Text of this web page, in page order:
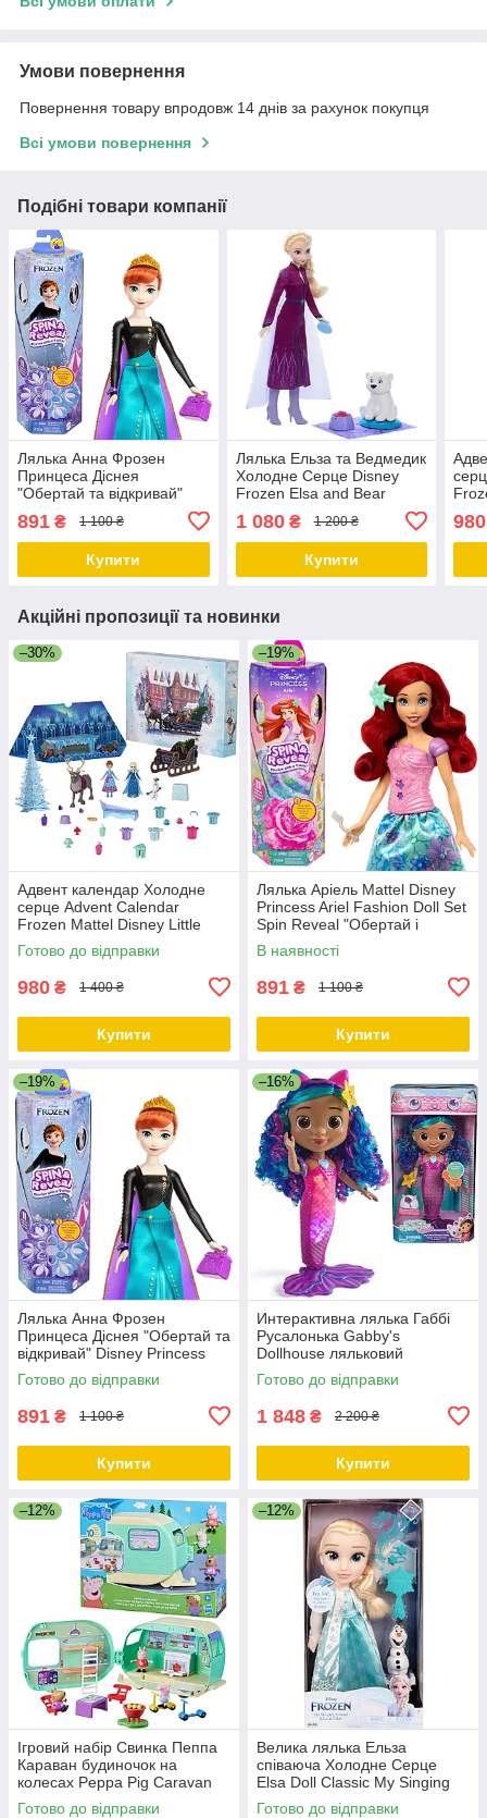
Умови повернення
Повернення товару впродовж 14 днів за рахунок покупця
Всі умови повернення
Подібні товари компанії
Лялька Анна Фрозен
Принцеса Діснея
"Обертай та відкривай"
Anna Fashion Doll
891 ₴ 1 100 ₴
Купити
Лялька Ельза та Ведмедик
Холодне Серце Disney
Frozen Elsa and Bear
1 080₴ 1 200 ₴
Купити
980
Акційні пропозиції та новинки
–30%
Адвент календар Холодне
серце Advent Calendar
Frozen Mattel Disney Little
Anna and Elsa Dolls
Готово до відправки
980 ₴ 1 400 ₴
Купити
–19%
Лялька Аріель Mattel Disney
Princess Ariel Fashion Doll Set
Spin Reveal "Обертай і
відкривай"
В наявності
891 ₴ 1 100 ₴
Купити
–19%
Лялька Анна Фрозен
Принцеса Діснея "Обертай та
відкривай" Disney Princess
Frozen Anna Fashion Doll
Готово до відправки
891 ₴ 1 100 ₴
Купити
–16%
Интерактивна лялька Габбі
Русалонька Gabby's
Dollhouse ляльковий
будиночок Gabby's співай та
сяй
Готово до відправки
1 848 ₴ 2 200 ₴
Купити
–12%
Ігровий набір Свинка Пеппа
Караван будиночок на
колесах Peppa Pig Caravan
Playset
Готово до відправки
–12%
Велика лялька Ельза
співаюча Холодне Серце
Elsa Doll Classic My Singing
Friend Elsa Doll & Olaf
Готово до відправки